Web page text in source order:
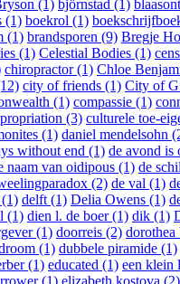
(1) björnstad (1)
(1) boekrol (1)
(1) brandsporen (9) Bregje
(1) Celestial Bodies (1)
chiropractor (1) Chloe
city of friends (1) City of
(1) compassie (1)
(3) culturele toe-
(1) daniel mendelsohn
without end (1) de avond is
naam van oidipous (1) de
(2) de val (1)
delft (1) Delia Owens (1)
(1) dien l. de boer (1) dik (1)
(1) doorreis (2) dorothea
(1) dubbele piramide (1)
(1) educated (1) een klein
(1) elizabeth kostova (2)